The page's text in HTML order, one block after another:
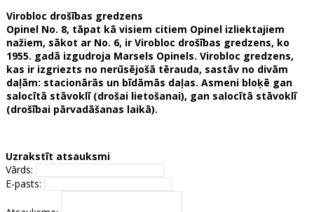
Virobloc drošības gredzens
Opinel No. 8, tāpat kā visiem citiem Opinel izliektajiem
nažiem, sākot ar No. 6, ir Virobloc drošības gredzens, ko
1955. gadā izgudroja Marsels Opinels. Virobloc gredzens,
kas ir izgriezts no nerūsējošā tērauda, sastāv no divām
daļām: stacionārās un bīdāmās daļas. Asmeni bloķē gan
salocītā stāvoklī (drošai lietošanai), gan salocītā stāvoklī
(drošībai pārvadāšanas laikā).
Uzrakstīt atsauksmi
Vārds:
E-pasts: